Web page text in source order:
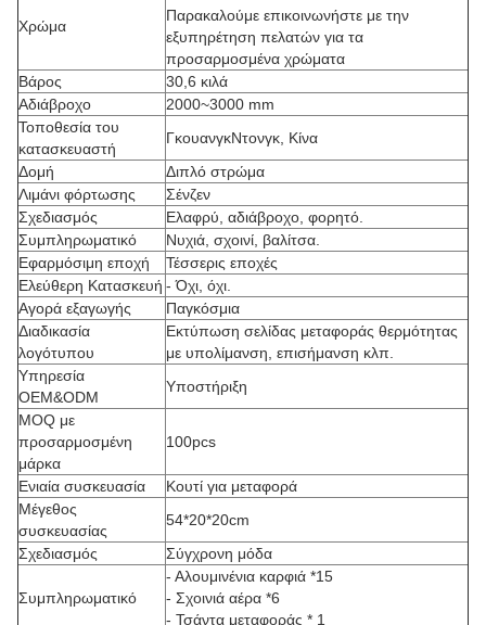
Χρώμα
Παρακαλούμε επικοινωνήστε με την
εξυπηρέτηση πελατών για τα
προσαρμοσμένα χρώματα
Βάρος
30,6 κιλά
Αδιάβροχο
2000~3000 mm
Τοποθεσία του
κατασκευαστή
ΓκουανγκΝτονγκ, Κίνα
Δομή
Διπλό στρώμα
Λιμάνι φόρτωσης
Σένζεν
Σχεδιασμός
Ελαφρύ, αδιάβροχο, φορητό.
Συμπληρωματικό
Νυχιά, σχοινί, βαλίτσα.
Εφαρμόσιμη εποχή
Τέσσερις εποχές
Ελεύθερη Κατασκευή - Όχι, όχι.
Αγορά εξαγωγής
Παγκόσμια
Διαδικασία
λογότυπου
Εκτύπωση σελίδας μεταφοράς θερμότητας
με υπολίμανση, επισήμανση κλπ.
Υπηρεσία
OEM&ODM
Υποστήριξη
MOQ με
προσαρμοσμένη
μάρκα
100pcs
Ενιαία συσκευασία
Κουτί για μεταφορά
Μέγεθος
συσκευασίας
54*20*20cm
Σχεδιασμός
Σύγχρονη μόδα
Συμπληρωματικό
- Αλουμινένια καρφιά *15
- Σχοινιά αέρα *6
- Τσάντα μεταφοράς * 1